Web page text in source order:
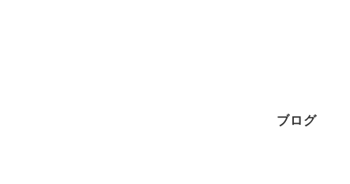
ブログ